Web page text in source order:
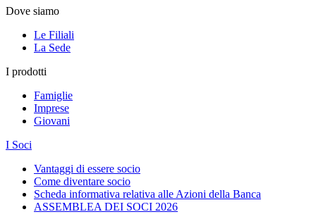
Dove siamo
Le Filiali
La Sede
I prodotti
Famiglie
Imprese
Giovani
I Soci
Vantaggi di essere socio
Come diventare socio
Scheda informativa relativa alle Azioni della Banca
ASSEMBLEA DEI SOCI 2026